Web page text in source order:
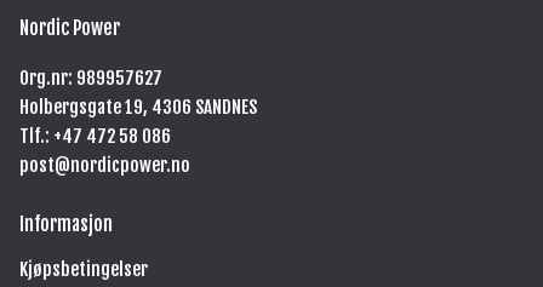
e
o
o
k
t
g
r
a
m
Nordic Power
Org.nr: 989957627
Holbergsgate 19, 4306 SANDNES
Tlf.: +47 472 58 086
post@nordicpower.no
Informasjon
Kjøpsbetingelser